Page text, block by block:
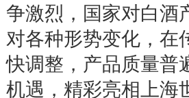
争激烈，国家对白酒
对各种形势变化，在
快调整，产品质量普
机遇，精彩亮相上海